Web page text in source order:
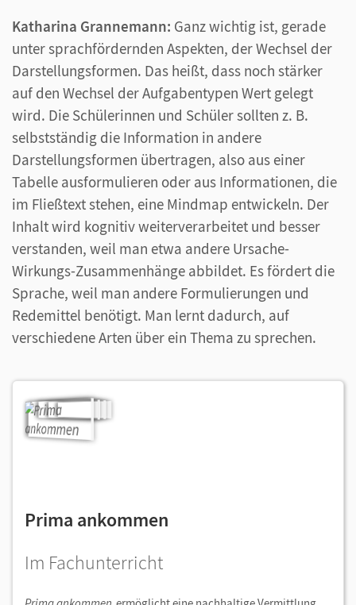
Katharina Grannemann: Ganz wichtig ist, gerade
unter sprachfördernden Aspekten, der Wechsel der
Darstellungsformen. Das heißt, dass noch stärker
auf den Wechsel der Aufgabentypen Wert gelegt
wird. Die Schülerinnen und Schüler sollten z. B.
selbstständig die Information in andere
Darstellungsformen übertragen, also aus einer
Tabelle ausformulieren oder aus Informationen, die
im Fließtext stehen, eine Mindmap entwickeln. Der
Inhalt wird kognitiv weiterverarbeitet und besser
verstanden, weil man etwa andere Ursache-
Wirkungs-Zusammenhänge abbildet. Es fördert die
Sprache, weil man andere Formulierungen und
Redemittel benötigt. Man lernt dadurch, auf
verschiedene Arten über ein Thema zu sprechen.
Prima ankommen
Im Fachunterricht